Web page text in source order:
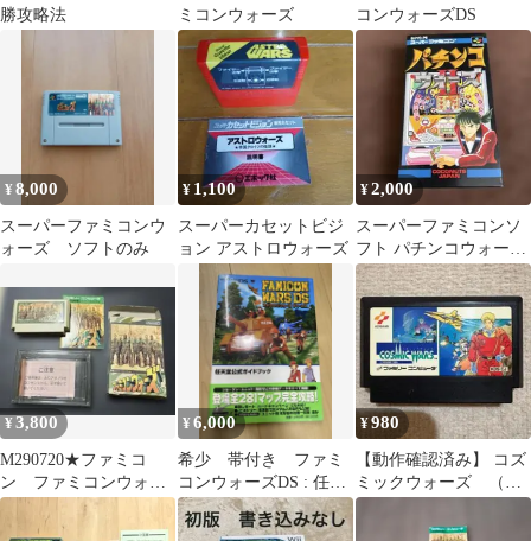
勝攻略法
ミコンウォーズ
コンウォーズDS
¥8,000
スーパーファミコンウ
ォーズ ソフトのみ
¥ 1,100
スーパーカセットビジ
ョン アストロウォーズ
¥2,000
スーパーファミコンソ
フト パチンコウォーズ
II
¥3,800
M290720★ファミコ
ン ファミコンウォー
ズ
¥6,000
希少 帯付き ファミ
コンウォーズDS : 任天
堂公式ガイドブック
¥980
【動作確認済み】 コズ
ミックウォーズ （フ
ァミコン）